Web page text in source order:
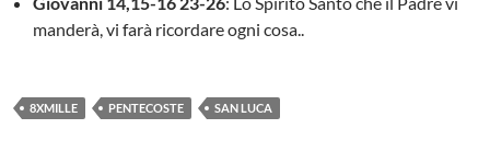
manderà, vi farà ricordare ogni cosa..
8XMILLE PENTECOSTE SAN LUCA